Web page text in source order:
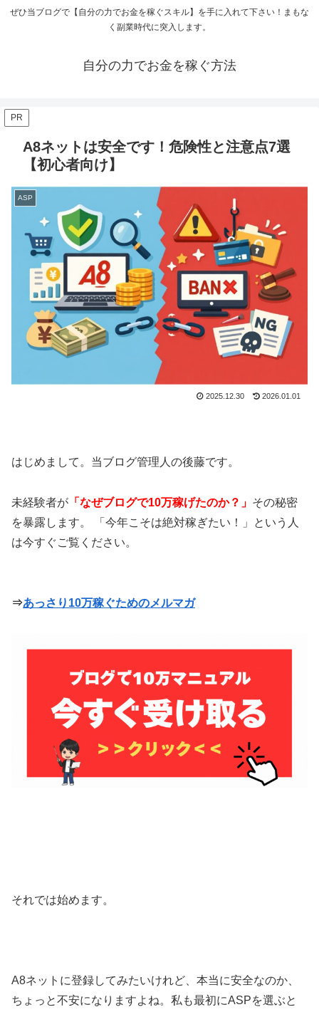
ぜひ当ブログで【自分の力でお金を稼ぐスキル】を手に入れて下さい！まもな
く副業時代に突入します。
自分の力でお金を稼ぐ方法
PR
A8ネットは安全です！危険性と注意点7選
【初心者向け】
ASP
2025.12.30 2026.01.01
はじめまして。当ブログ管理人の後藤です。
未経験者が 「なぜブログで10万稼げたのか？」 その秘密
を暴露します。 「今年こそは絶対稼ぎたい！」という人
は今すぐご覧ください。
⇒あっさり10万稼ぐためのメルマガ
それでは始めます。
A8ネットに登録してみたいけれど、本当に安全なのか、
ちょっと不安になりますよね。私も最初にASPを選ぶと